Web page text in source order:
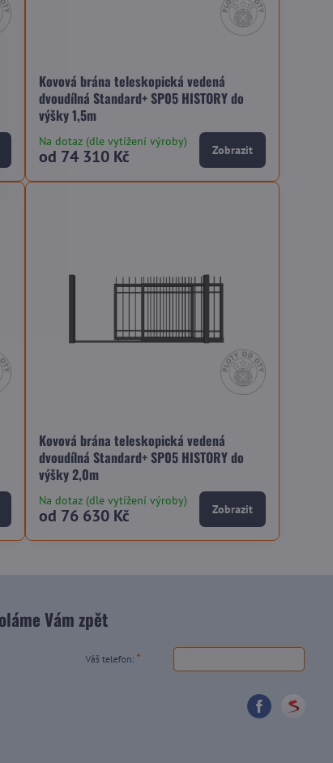
Kovová brána teleskopická vedená
dvoudílná Standard+ SP05 HISTORY do
výšky 1,5m
Na dotaz (dle vytížení výroby)
od 74 310 Kč Zobrazit
Kovová brána teleskopická vedená
dvoudílná Standard+ SP05 HISTORY do
výšky 2,0m
Na dotaz (dle vytížení výroby)
od 76 630 Kč Zobrazit
Vám zpět